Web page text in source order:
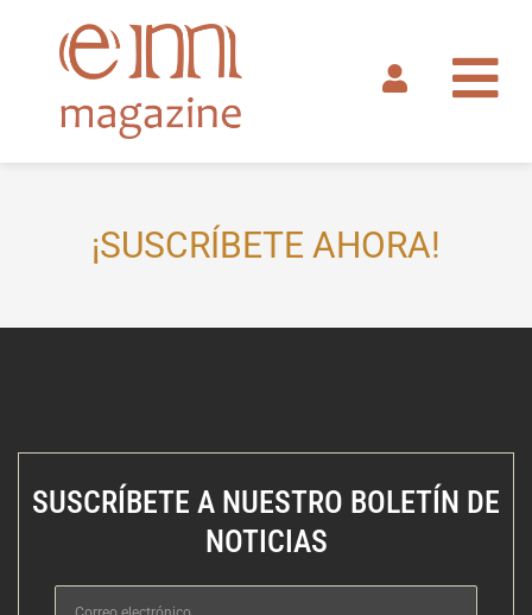
contenido
¡SUSCRÍBETE AHORA!
SUSCRÍBETE A NUESTRO BOLETÍN DE
NOTICIAS
Correo